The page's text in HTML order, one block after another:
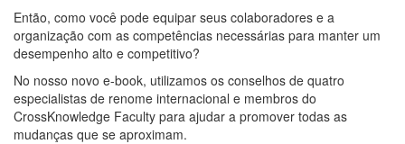
Então, como você pode equipar seus colaboradores e a
organização com as competências necessárias para manter um
desempenho alto e competitivo?
No nosso novo e-book, utilizamos os conselhos de quatro
especialistas de renome internacional e membros do
CrossKnowledge Faculty para ajudar a promover todas as
mudanças que se aproximam.